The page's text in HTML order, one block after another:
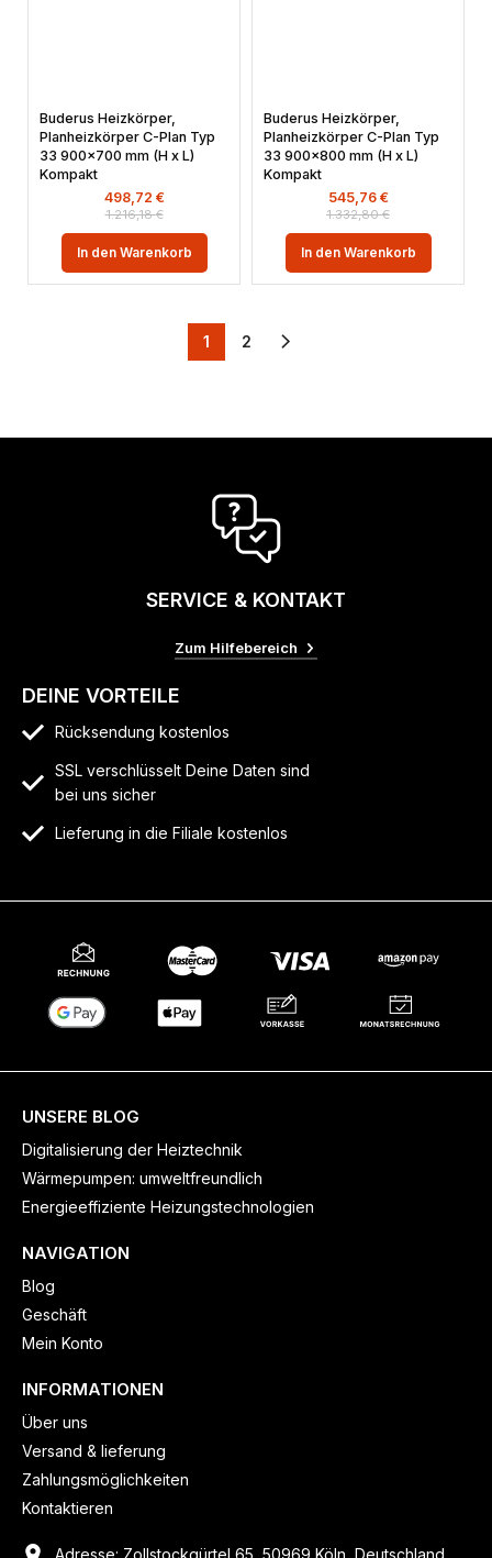
Buderus Heizkörper,
Planheizkörper C-Plan Typ
33 900×700 mm (H x L)
Kompakt
1.216,18€
498,72 €
In den Warenkorb
Buderus Heizkörper,
Planheizkörper C-Plan Typ
33 900×800 mm (H x L)
Kompakt
1.332,80€
545,76 €
In den Warenkorb
1 2
SERVICE & KONTAKT
Zum Hilfebereich
DEINE VORTEILE
Rücksendung kostenlos
SSL verschlüsselt Deine Daten sind
bei uns sicher
Lieferung in die Filiale kostenlos
UNSERE BLOG
Digitalisierung der Heiztechnik
Wärmepumpen: umweltfreundlich
Energieeffiziente Heizungstechnologien
NAVIGATION
Blog
Geschäft
Mein Konto
INFORMATIONEN
Über uns
Versand & lieferung
Zahlungsmöglichkeiten
Kontaktieren